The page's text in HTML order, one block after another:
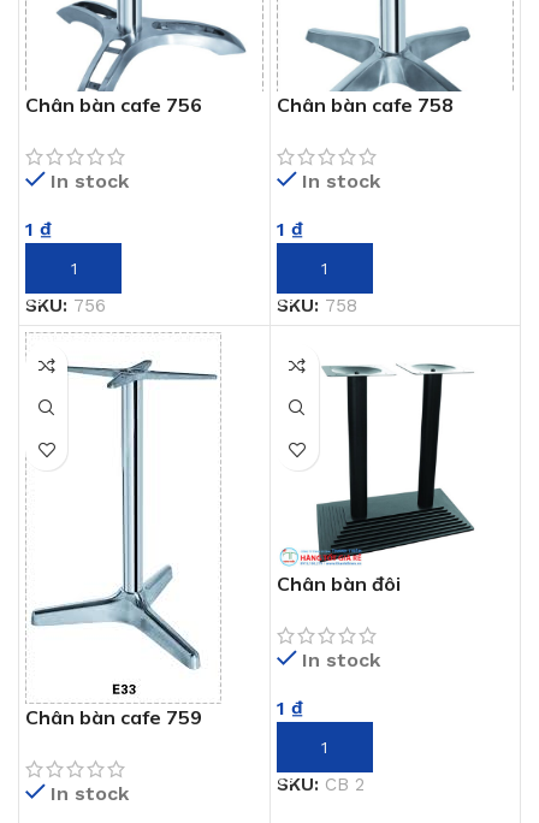
Chân bàn cafe 756
In stock
1 ₫
THÊM VÀO GIỎ HÀNG
SKU: 756
Chân bàn cafe 758
In stock
1 ₫
THÊM VÀO GIỎ HÀNG
SKU: 758
Chân bàn cafe 759
In stock
Chân bàn đôi
In stock
1 ₫
THÊM VÀO GIỎ HÀNG
SKU: CB 2